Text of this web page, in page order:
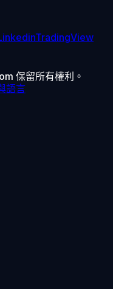
TradingView
保留所有權利。
語言